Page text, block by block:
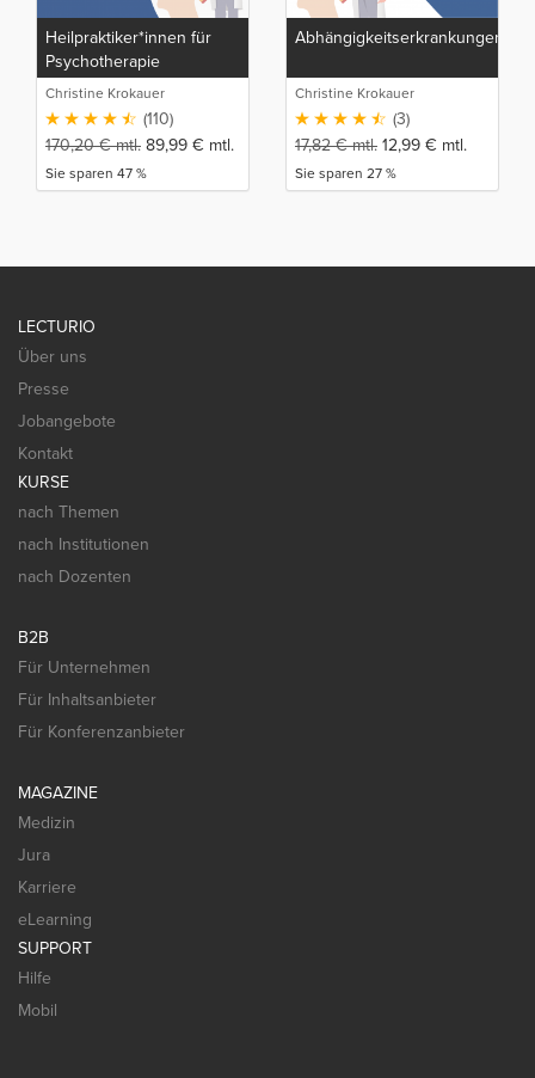
Heilpraktiker*innen für
Psychotherapie
Christine Krokauer
(110)
170,20€mtl. 89,99 € mtl.
Sie sparen 47 %
Abhängigkeitserkrankungen
Christine Krokauer
(3)
17,82€mtl. 12,99 € mtl.
Sie sparen 27 %
LECTURIO
Über uns
Presse
Jobangebote
Kontakt
KURSE
nach Themen
nach Institutionen
nach Dozenten
B2B
Für Unternehmen
Für Inhaltsanbieter
Für Konferenzanbieter
MAGAZINE
Medizin
Jura
Karriere
eLearning
SUPPORT
Hilfe
Mobil